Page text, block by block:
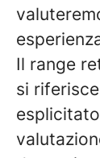
Il range
si